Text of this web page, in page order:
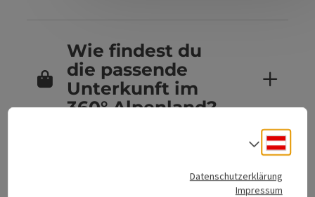
Wie findest du
die passende
Unterkunft im
360° Alpenland?
Sind Hunde inDatenschutzerklärung
Impressum